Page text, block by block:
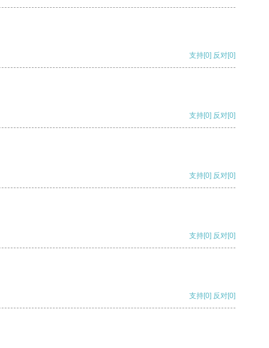
支持[0] 反对[0]
支持[0] 反对[0]
支持[0] 反对[0]
支持[0] 反对[0]
支持[0] 反对[0]